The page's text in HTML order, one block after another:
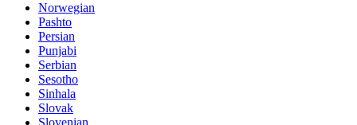
Norwegian
Pashto
Persian
Punjabi
Serbian
Sesotho
Sinhala
Slovak